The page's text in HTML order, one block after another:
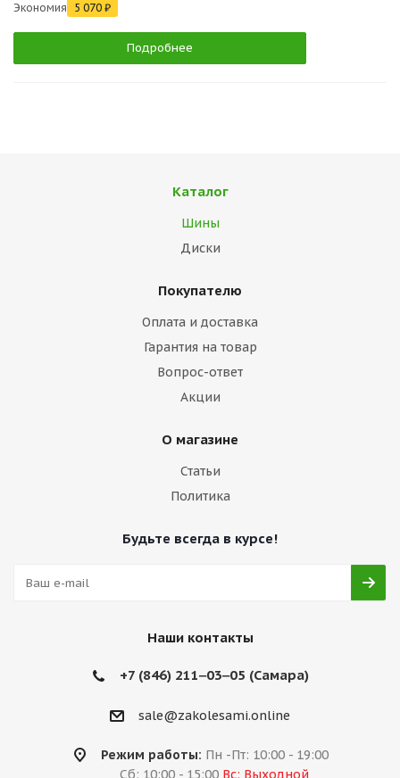
Экономия 5 070 ₽
Подробнее
Каталог
Шины
Диски
Покупателю
Оплата и доставка
Гарантия на товар
Вопрос-ответ
Акции
О магазине
Статьи
Политика
Будьте всегда в курсе!
Наши контакты
+7 (846) 211‒03‒05 (Самара)
sale@zakolesami.online
Режим работы: Пн -Пт: 10:00 - 19:00
Сб: 10:00 - 15:00 Вс: Выходной